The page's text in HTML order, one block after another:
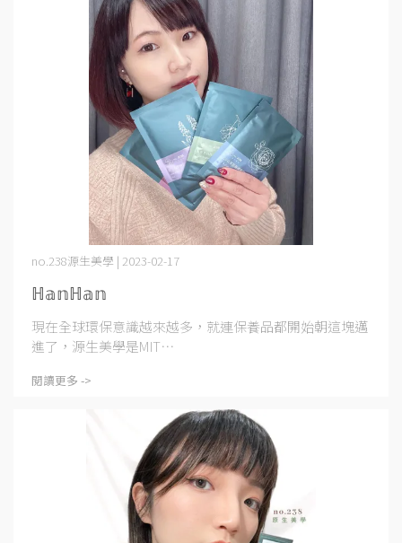
ℍ𝕒𝕟ℍ𝕒𝕟
no.238源生美學 | 2023-02-17
現在全球環保意識越來越多，就連保養品都開始朝這塊邁
進了，源生美學是MIT⋯
閱讀更多 ->